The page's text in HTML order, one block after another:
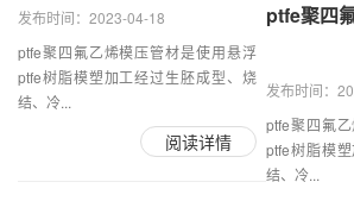
发布时间：2023-04-18
ptfe聚四氟乙烯模压管材是使用悬浮
ptfe树脂模塑加工经过生胚成型、烧
结、冷...
阅读详情
ptfe聚四
发布时间：
ptfe聚四氟
ptfe树脂模
结、冷...